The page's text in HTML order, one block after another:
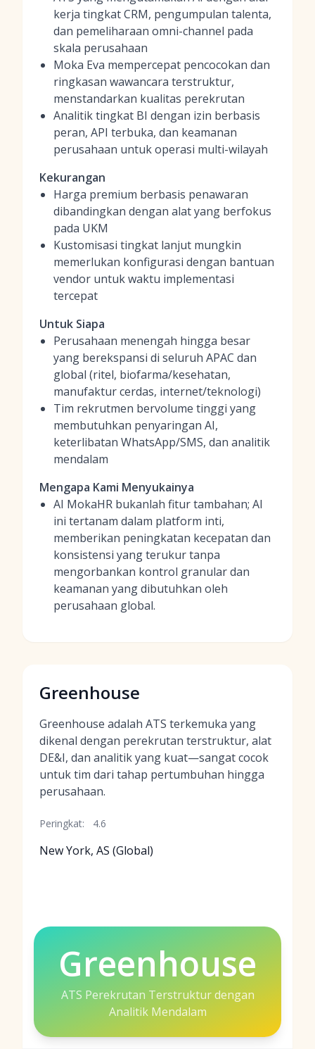
kerja tingkat CRM, pengumpulan talenta,
dan pemeliharaan omni-channel pada
skala perusahaan
Moka Eva mempercepat pencocokan dan
ringkasan wawancara terstruktur,
menstandarkan kualitas perekrutan
Analitik tingkat BI dengan izin berbasis
peran, API terbuka, dan keamanan
perusahaan untuk operasi multi-wilayah
Kekurangan
Harga premium berbasis penawaran
dibandingkan dengan alat yang berfokus
pada UKM
Kustomisasi tingkat lanjut mungkin
memerlukan konfigurasi dengan bantuan
vendor untuk waktu implementasi
tercepat
Untuk Siapa
Perusahaan menengah hingga besar
yang berekspansi di seluruh APAC dan
global (ritel, biofarma/kesehatan,
manufaktur cerdas, internet/teknologi)
Tim rekrutmen bervolume tinggi yang
membutuhkan penyaringan AI,
keterlibatan WhatsApp/SMS, dan analitik
mendalam
Mengapa Kami Menyukainya
AI MokaHR bukanlah fitur tambahan; AI
ini tertanam dalam platform inti,
memberikan peningkatan kecepatan dan
konsistensi yang terukur tanpa
mengorbankan kontrol granular dan
keamanan yang dibutuhkan oleh
perusahaan global.
Greenhouse
Greenhouse adalah ATS terkemuka yang
dikenal dengan perekrutan terstruktur, alat
DE&I, dan analitik yang kuat—sangat cocok
untuk tim dari tahap pertumbuhan hingga
perusahaan.
Peringkat: 4.6
New York, AS (Global)
Greenhouse
ATS Perekrutan Terstruktur dengan
Analitik Mendalam